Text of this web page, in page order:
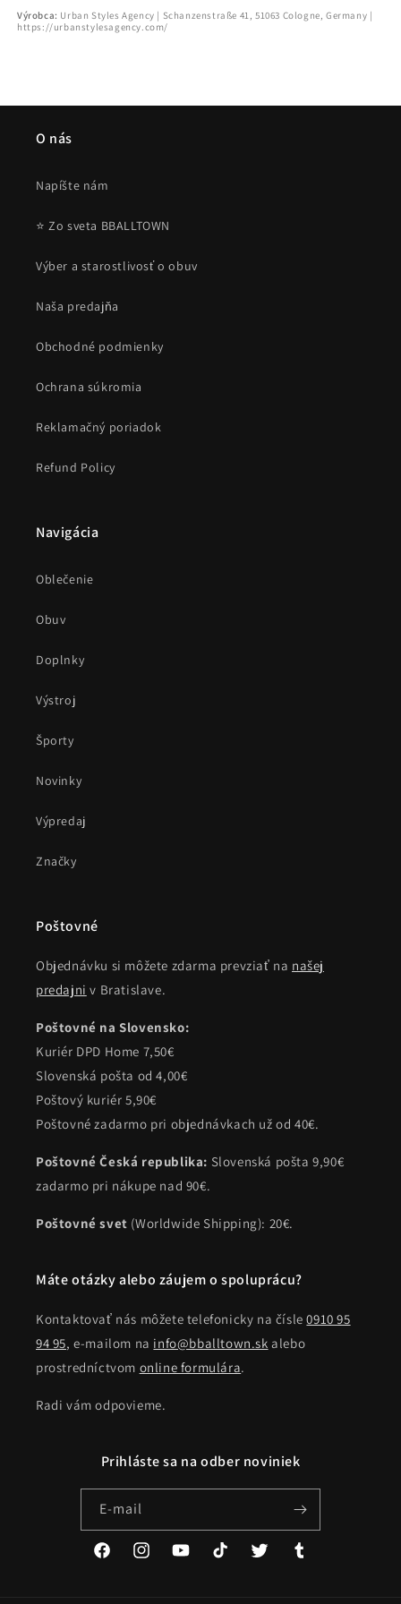
LOW
LOW
Výrobca: Urban Styles Agency | Schanzenstraße 41, 51063 Cologne, Germany |
https://urbanstylesagency.com/
O nás
Napíšte nám
⭐ Zo sveta BBALLTOWN
Výber a starostlivosť o obuv
Naša predajňa
Obchodné podmienky
Ochrana súkromia
Reklamačný poriadok
Refund Policy
Navigácia
Oblečenie
Obuv
Doplnky
Výstroj
Športy
Novinky
Výpredaj
Značky
Poštovné
Objednávku si môžete zdarma prevziať na našej
predajni v Bratislave.
Poštovné na Slovensko:
Kuriér DPD Home 7,50€
Slovenská pošta od 4,00€
Poštový kuriér 5,90€
Poštovné zadarmo pri objednávkach už od 40€.
Poštovné Česká republika: Slovenská pošta 9,90€
zadarmo pri nákupe nad 90€.
Poštovné svet (Worldwide Shipping): 20€.
Máte otázky alebo záujem o spoluprácu?
Kontaktovať nás môžete telefonicky na čísle0910 95
94 95, e-mailom na info@bballtown.sk alebo
prostredníctvom online formulára.
Radi vám odpovieme.
Prihláste sa na odber noviniek
E-mail
FacebookInstagramYouTubeTikTok Twitter Tumblr